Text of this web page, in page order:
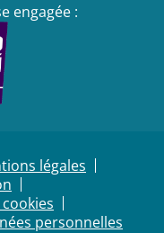
engagée :
légales
personnelles